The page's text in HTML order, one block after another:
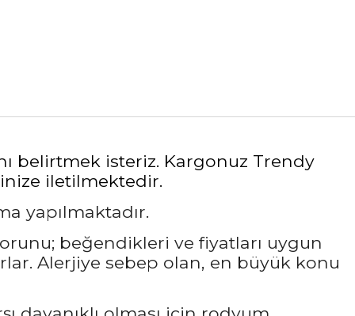
belirtmek isteriz. Kargonuz Trendy
iletilmektedir.
yapılmaktadır.
beğendikleri ve fiyatları uygun
Alerjiye sebep olan, en büyük konu